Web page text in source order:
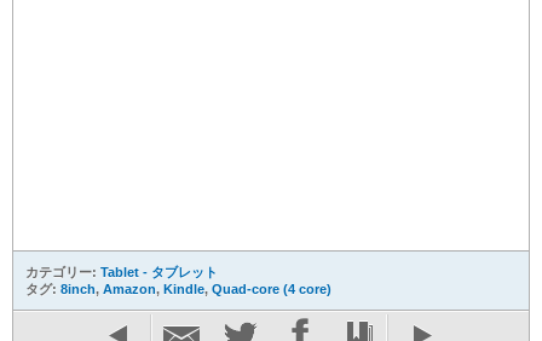
カテゴリー: Tablet - タブレット
タグ: 8inch, Amazon, Kindle, Quad-core (4 core)